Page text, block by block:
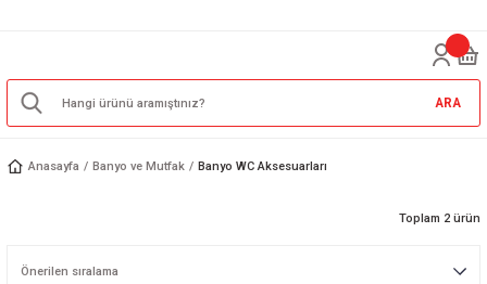
ARA
Anasayfa Banyo ve Mutfak Banyo WC Aksesuarları
Toplam 2 ürün